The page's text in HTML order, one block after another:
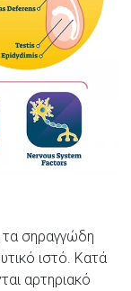
τα σηραγγώδη
ιστό. Κατά
αρτηριακό